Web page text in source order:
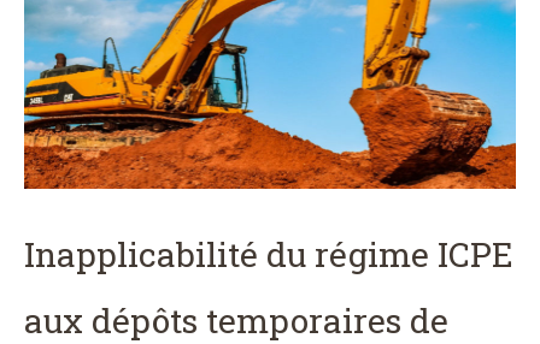
Inapplicabilité du régime ICPE
aux dépôts temporaires de